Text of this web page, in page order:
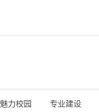
魅力校园 专业建设